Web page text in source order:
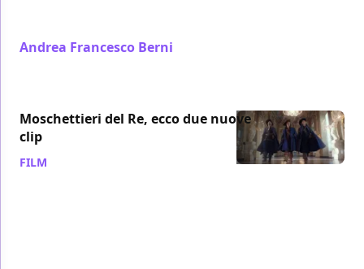
Andrea Francesco Berni
Moschettieri del Re, ecco due nuove
clip
FILM